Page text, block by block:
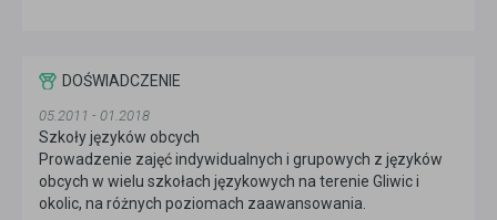
DOŚWIADCZENIE
05.2011 - 01.2018
Szkoły języków obcych
Prowadzenie zajęć indywidualnych i grupowych z języków
obcych w wielu szkołach językowych na terenie Gliwic i
okolic, na różnych poziomach zaawansowania.